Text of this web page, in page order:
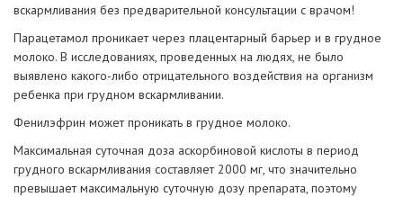
вскармливания без предварительной консультации с врачом!
Парацетамол проникает через плацентарный барьер и в грудное
молоко. В исследованиях, проведенных на людях, не было
выявлено какого-либо отрицательного воздействия на организм
ребенка при грудном вскармливании.
Фенилэфрин может проникать в грудное молоко.
Максимальная суточная доза аскорбиновой кислоты в период
грудного вскармливания составляет 2000 мг, что значительно
превышает максимальную суточную дозу препарата, поэтому